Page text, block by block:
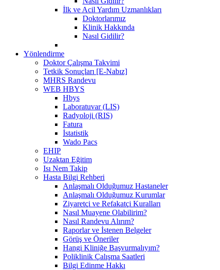
İlk ve Acil Yardım Uzmanlıkları
Doktorlarımız
Klinik Hakkında
Nasıl Gidilir?
Yönlendirme
Doktor Çalışma Takvimi
Tetkik Sonuçları [E-Nabız]
MHRS Randevu
WEB HBYS
Hbys
Laboratuvar (LIS)
Radyoloji (RIS)
Fatura
İstatistik
Wado Pacs
EHIP
Uzaktan Eğitim
Isı Nem Takip
Hasta Bilgi Rehberi
Anlaşmalı Olduğumuz Hastaneler
Anlaşmalı Olduğumuz Kurumlar
Ziyaretçi ve Refakatçi Kuralları
Nasıl Muayene Olabilirim?
Nasıl Randevu Alırım?
Raporlar ve İstenen Belgeler
Görüş ve Öneriler
Hangi Kliniğe Başvurmalıyım?
Poliklinik Çalışma Saatleri
Bilgi Edinme Hakkı